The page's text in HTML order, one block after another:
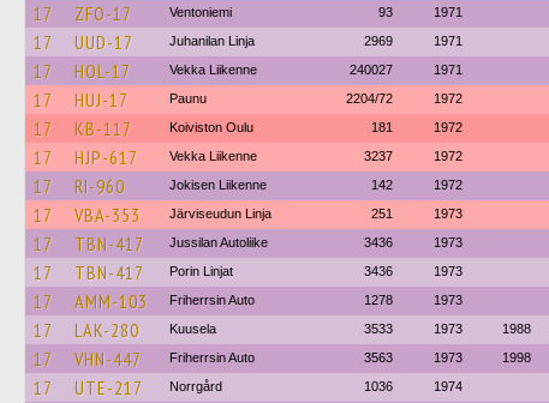
17 ZFO-17 Ventoniemi 93 1971
17 UUD-17 Juhanilan Linja 2969 1971
17 HOL-17 Vekka Liikenne 240027 1971
17 HUJ-17 Paunu 2204/72 1972
17 KB-117 Koiviston Oulu 181 1972
17 HJP-617 Vekka Liikenne 3237 1972
17 RI-960 Jokisen Liikenne 142 1972
17 VBA-353 Järviseudun Linja 251 1973
17 TBN-417 Jussilan Autoliike 3436 1973
17 TBN-417 Porin Linjat 3436 1973
17 AMM-103 Friherrsin Auto 1278 1973
17 LAK-280 Kuusela 3533 1973 1988
17 VHN-447 Friherrsin Auto 3563 1973 1998
17 UTE-217 Norrgård 1036 1974